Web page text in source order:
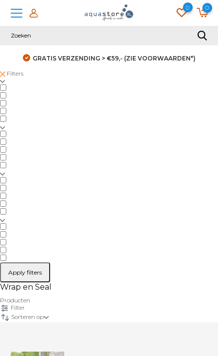
0 0
GRATIS VERZENDING > €59,- (ZIE VOORWAARDEN*)
Filters
Apply filters
Wrap en Seal
Producten
Filter
Sorteren op